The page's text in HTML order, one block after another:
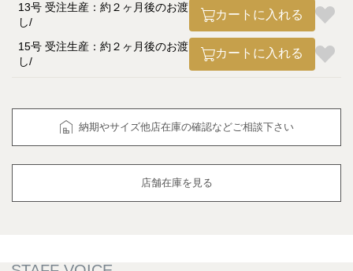
13号 受注生産：約２ヶ月後のお渡
し
カートに入れる
15号 受注生産：約２ヶ月後のお渡
し
カートに入れる
納期やサイズ他店在庫の確認などご相談下さい
店舗在庫を見る